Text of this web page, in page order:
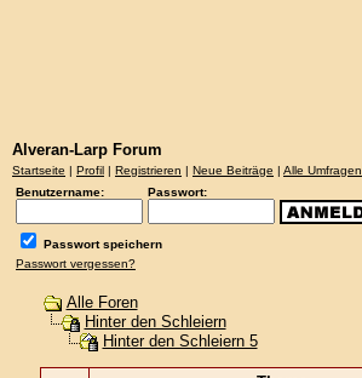
Alveran-Larp Forum
Startseite | Profil | Registrieren | Neue Beiträge | Alle Umfragen
Benutzername:
Passwort:
Passwort speichern
Passwort vergessen?
Alle Foren
Hinter den Schleiern
Hinter den Schleiern 5